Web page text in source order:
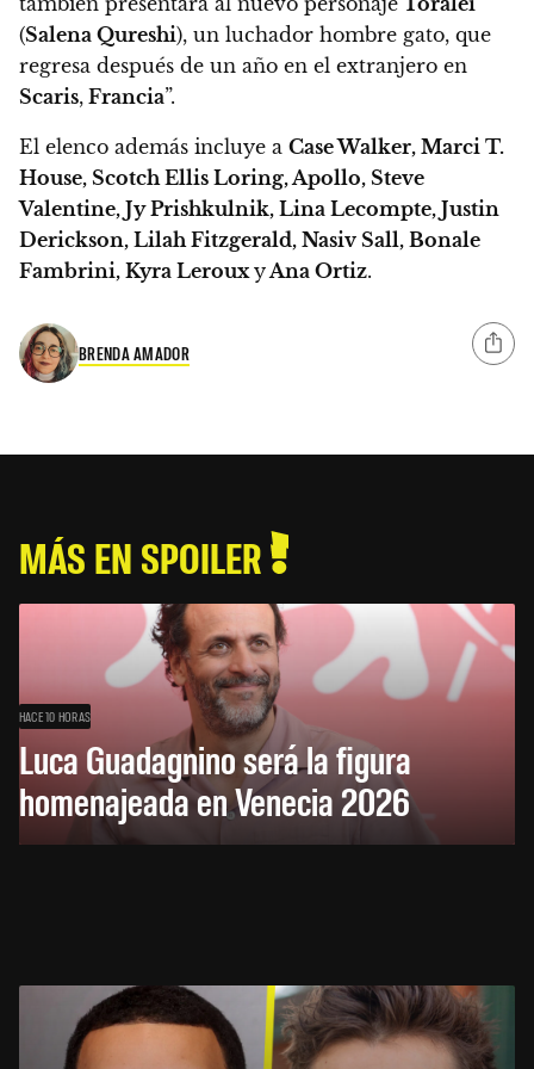
(Salena Qureshi), un luchador hombre gato, que
regresa después de un año en el extranjero en
Scaris, Francia”.
El elenco además incluye a Case Walker, Marci T.
House, Scotch Ellis Loring, Apollo, Steve
Valentine, Jy Prishkulnik, Lina Lecompte, Justin
Derickson, Lilah Fitzgerald, Nasiv Sall, Bonale
Fambrini, Kyra LerouxyAna Ortiz.
BRENDA AMADOR
MÁS EN SPOILER
HACE 10 HORAS
Luca Guadagnino será la figura
homenajeada en Venecia 2026